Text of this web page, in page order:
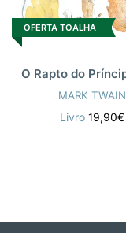
OFERTA TOALHA
MARK TWAIN
Livro 19,90€